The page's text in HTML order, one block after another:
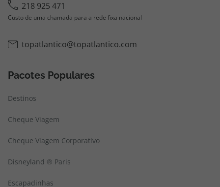
218 925 471
Custo de uma chamada para a rede fixa nacional
topatlantico@topatlantico.com
Pacotes Populares
Destinos
Cheque Viagem
Cheque Viagem Corporativo
Disneyland ® Paris
Escapadinhas